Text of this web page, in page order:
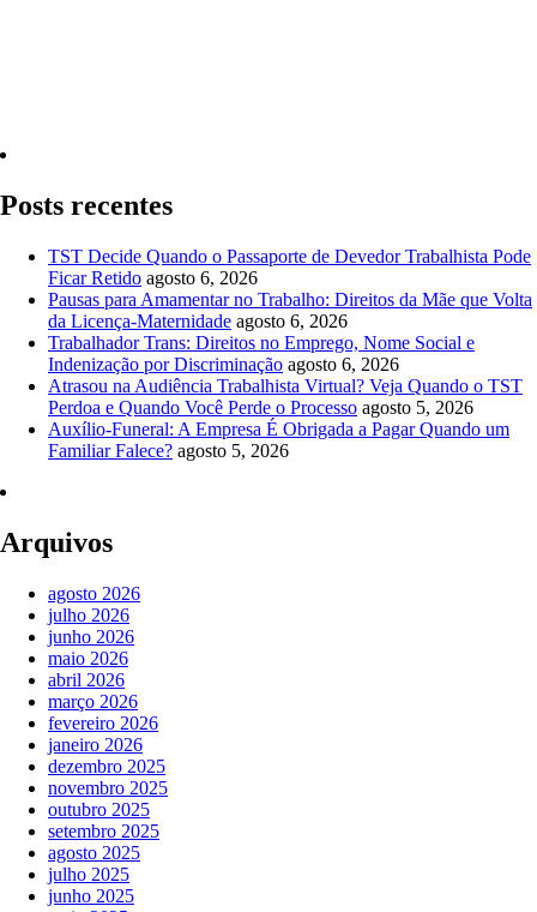
Posts recentes
TST Decide Quando o Passaporte de Devedor Trabalhista Pode
Ficar Retido agosto 6, 2026
Pausas para Amamentar no Trabalho: Direitos da Mãe que Volta
da Licença-Maternidade agosto 6, 2026
Trabalhador Trans: Direitos no Emprego, Nome Social e
Indenização por Discriminação agosto 6, 2026
Atrasou na Audiência Trabalhista Virtual? Veja Quando o TST
Perdoa e Quando Você Perde o Processo agosto 5, 2026
Auxílio-Funeral: A Empresa É Obrigada a Pagar Quando um
Familiar Falece? agosto 5, 2026
Arquivos
agosto 2026
julho 2026
junho 2026
maio 2026
abril 2026
março 2026
fevereiro 2026
janeiro 2026
dezembro 2025
novembro 2025
outubro 2025
setembro 2025
agosto 2025
julho 2025
junho 2025